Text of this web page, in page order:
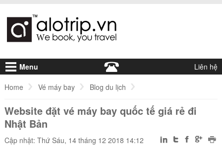
Menu Liên hệ
Home Vé máy bay Blog du lịch
Website đặt vé máy bay quốc tế giá rẻ đi Nhật Bản
Website đặt vé máy bay quốc tế giá rẻ đi
Nhật Bản
Cập nhật: Thứ Sáu, 14 tháng 12 2018 14:12